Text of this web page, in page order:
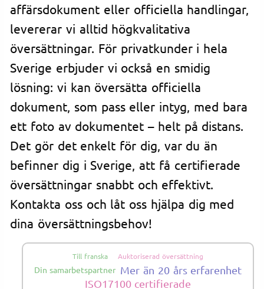
affärsdokument eller officiella handlingar,
levererar vi alltid högkvalitativa
översättningar. För privatkunder i hela
Sverige erbjuder vi också en smidig
lösning: vi kan översätta officiella
dokument, som pass eller intyg, med bara
ett foto av dokumentet – helt på distans.
Det gör det enkelt för dig, var du än
befinner dig i Sverige, att få certifierade
översättningar snabbt och effektivt.
Kontakta oss och låt oss hjälpa dig med
dina översättningsbehov!
Till franska Auktoriserad översättning
Din samarbetspartner Mer än 20 års erfarenhet
ISO17100 certifierade